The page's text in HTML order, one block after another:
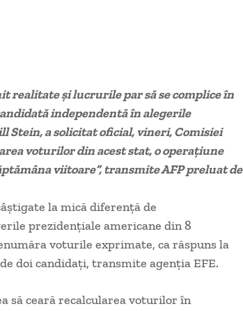
realitate și lucrurile par să se complice în
independentă în alegerile
Stein, a solicitat oficial, vineri, Comisiei
voturilor din acest stat, o operaţiune
viitoare”, transmite AFP preluat de
la mică diferenţă de
prezidenţiale americane din 8
voturile exprimate, ca răspuns la
doi candidaţi, transmite agenţia EFE.
să ceară recalcularea voturilor în